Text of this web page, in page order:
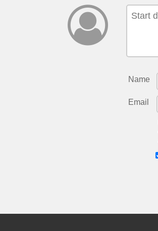
Name
Email